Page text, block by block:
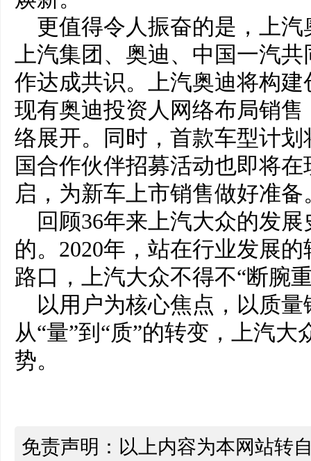
更值得令人振奋的是，上
上汽集团、奥迪、中国一汽
作达成共识。上汽奥迪将构
现有奥迪投资人网络布局销
络展开。同时，首款车型计
国合作伙伴招募活动也即将
启，为新车上市销售做好准备
回顾36年来上汽大众的发
的。2020年，站在行业发展
路口，上汽大众不得不“断腕
以用户为核心焦点，以质
从“量”到“质”的转变，上汽
势。
免责声明：以上内容为本网站转